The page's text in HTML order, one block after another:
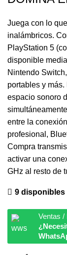
Juega con lo
inalámbricos.
PlayStation 5
disponible
Nintendo
portables y
espacio sonoro
entre la
profesional,
Compra
activar una
GHz al resto de
9 disponibles
Ventas /